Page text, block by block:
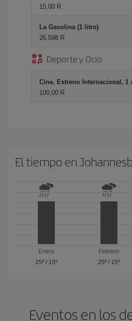
15,00 R
La Gasolina (1 litro)
26,598 R
Deporte y Ocio
Cine, Estreno Internacional, 1
100,00 R
El tiempo en
Enero
25º/ 15º
Febrero
25º/ 15º
Eventos en los